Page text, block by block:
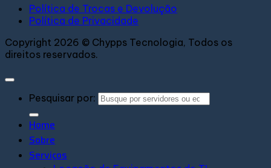
Política de Trocas e Devolução
Política de Privacidade
Copyright 2026 © Chypps Tecnologia, Todos os
direitos reservados.
Pesquisar por:
Home
Sobre
Serviços